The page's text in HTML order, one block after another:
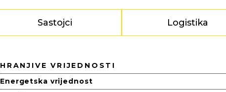
Sastojci Logistika
HRANJIVE VRIJEDNOSTI
Energetska vrijednost